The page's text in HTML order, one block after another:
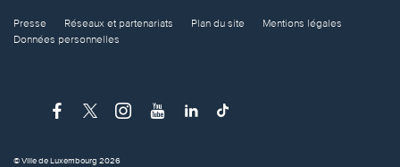
Presse Réseaux et partenariats Plan du site
Mentions légales
Données personnelles
© Ville de Luxembourg 2026